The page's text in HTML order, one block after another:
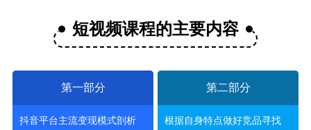
短视频课程的主要内容
第一部分
抖音平台主流变现模式剖析
第二部分
根据自身特点做好竞品寻找